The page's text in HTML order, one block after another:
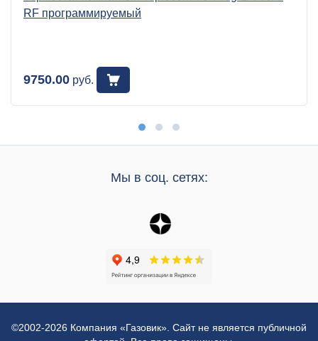
RF программируемый
9750.00 руб.
Мы в соц. сетях:
©2002-2026 Компания «Газовик». Сайт не является публичной